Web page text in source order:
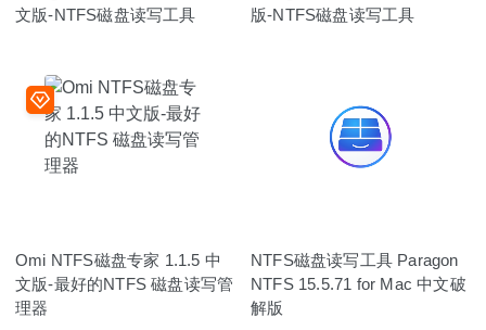
文版-NTFS磁盘读写工具
版-NTFS磁盘读写工具
Omi NTFS磁盘专家 1.1.5 中
文版-最好的NTFS 磁盘读写管
理器
NTFS磁盘读写工具 Paragon
NTFS 15.5.71 for Mac 中文破
解版